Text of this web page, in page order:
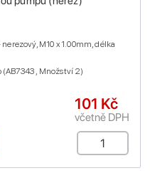
M10 x 1.00mm, délka
, Množství 2)
101 Kč
včetně DPH